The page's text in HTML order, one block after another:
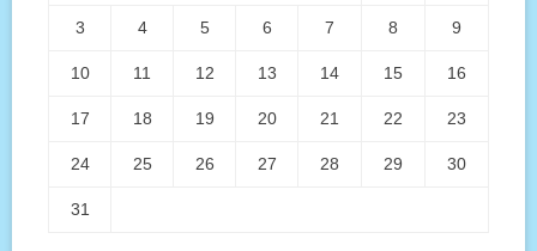
3 4 5 6 7 8 9
10 11 12 13 14 15 16
17 18 19 20 21 22 23
24 25 26 27 28 29 30
31